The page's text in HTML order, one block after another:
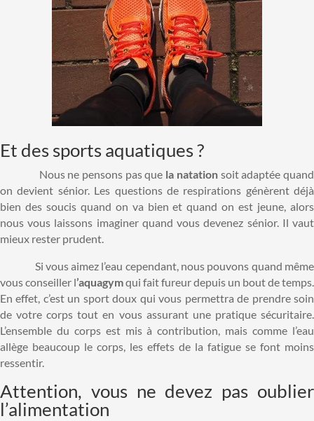
Et des sports aquatiques ?
Nous ne pensons pas que la natationsoit adaptée quand
on devient sénior. Les questions de respirations génèrent déjà
bien des soucis quand on va bien et quand on est jeune, alors
nous vous laissons imaginer quand vous devenez sénior. Il vaut
mieux rester prudent.
Si vous aimez l’eau cependant, nous pouvons quand même
vous conseiller l’aquagymqui fait fureur depuis un bout de temps.
En effet, c’est un sport doux qui vous permettra de prendre soin
de votre corps tout en vous assurant une pratique sécuritaire.
L’ensemble du corps est mis à contribution, mais comme l’eau
allège beaucoup le corps, les effets de la fatigue se font moins
ressentir.
Attention, vous ne devez pas oublier
l’alimentation